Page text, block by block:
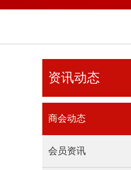
资讯动态
商会动态
会员资讯